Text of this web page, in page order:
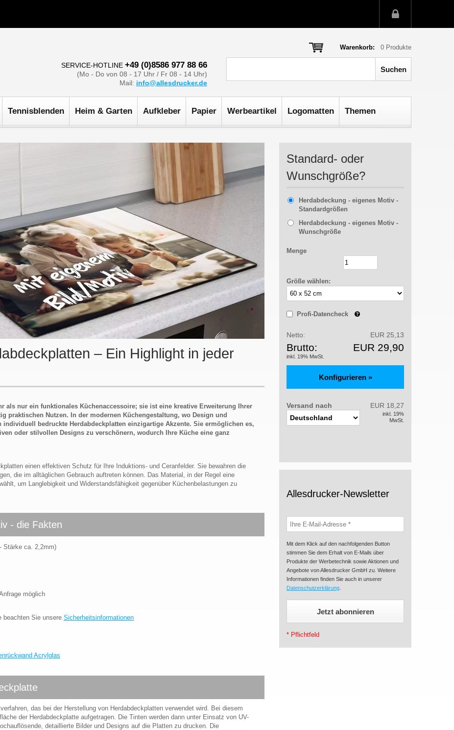
Warenkorb: 0 Produkte
SERVICE-HOTLINE +49 (0)8586 977 88 66
(Mo - Do von 08 - 17 Uhr / Fr 08 - 14 Uhr)
Mail: info@allesdrucker.de
Tennisblenden Heim & Garten Aufkleber Papier Werbeartikel Logomatten Themen
– Ein Highlight in jeder
als nur ein funktionales Küchenaccessoire; sie ist eine kreative Erweiterung Ihrer
praktischen Nutzen. In der modernen Küchengestaltung, wo Design und
bedruckte Herdabdeckplatten einzigartige Akzente. Sie ermöglichen es,
oder stilvollen Designs zu verschönern, wodurch Ihre Küche eine ganz
einen effektiven Schutz für Ihre Induktions- und Ceranfelder. Sie bewahren die
die im alltäglichen Gebrauch auftreten können. Das Material, in der Regel eine
um Langlebigkeit und Widerstandsfähigkeit gegenüber Küchenbelastungen zu
- die Fakten
Stärke ca. 2,2mm)
möglich
beachten Sie unsere Sicherheitsinformationen
Acrylglas
das bei der Herstellung von Herdabdeckplatten verwendet wird. Bei diesem
der Herdabdeckplatte aufgetragen. Die Tinten werden dann unter Einsatz von UV-
detaillierte Bilder und Designs auf die Platten zu drucken. Die
Standard- oder
Wunschgröße?
Herdabdeckung - eigenes Motiv -
Standardgrößen
Herdabdeckung - eigenes Motiv -
Wunschgröße
Menge
Größe wählen:
Profi-Datencheck
Netto: EUR 25,13
Brutto:
inkl. 19% MwSt.
EUR 29,90
Versand nach EUR 18,27
inkl. 19%
MwSt.
Allesdrucker-Newsletter
Mit dem Klick auf den nachfolgenden Button
stimmen Sie dem Erhalt von E-Mails über
Produkte der Werbetechnik sowie Aktionen und
Angebote von Allesdrucker GmbH zu. Weitere
Informationen finden Sie auch in unserer
Datenschutzerklärung
* Pflichtfeld